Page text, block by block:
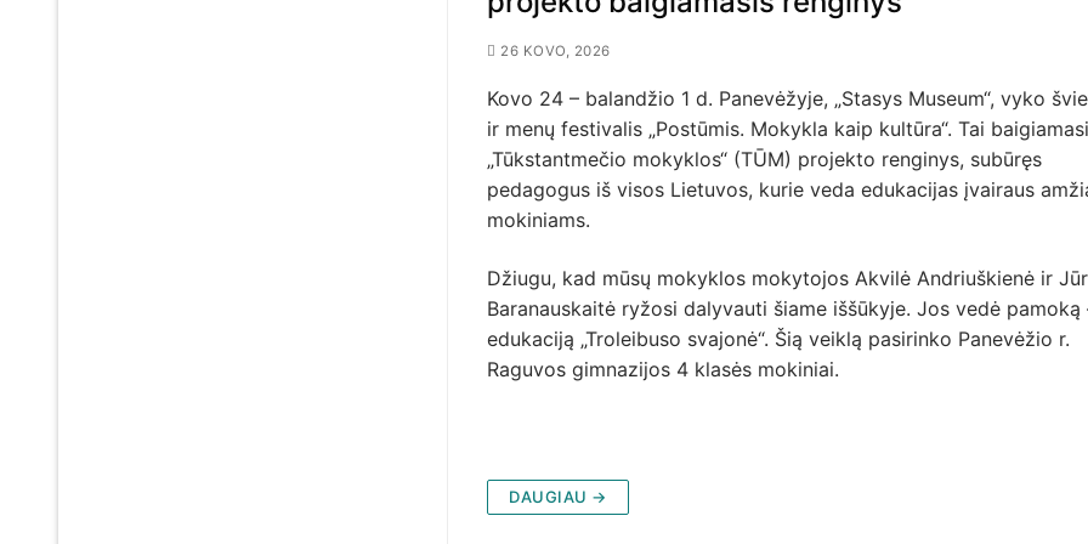
26 KOVO, 2026
Kovo 24 – balandžio 1 d. Panevėžyje, „Stasys Museum“, vyko
ir menų festivalis „Postūmis. Mokykla kaip kultūra“. Tai
„Tūkstantmečio mokyklos“ (TŪM) projekto renginys, subūręs
pedagogus iš visos Lietuvos, kurie veda edukacijas įvairaus
mokiniams.
Džiugu, kad mūsų mokyklos mokytojos Akvilė Andriuškienė ir
Baranauskaitė ryžosi dalyvauti šiame iššūkyje. Jos vedė pamoką
edukaciją „Troleibuso svajonė“. Šią veiklą pasirinko Panevėžio r.
Raguvos gimnazijos 4 klasės mokiniai.
DAUGIAU →